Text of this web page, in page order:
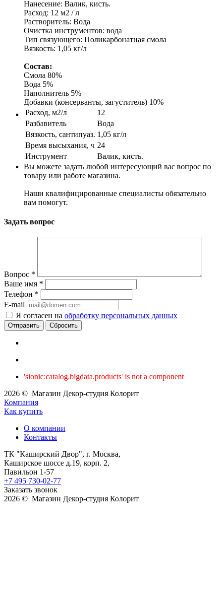
Нанесение: Валик, кисть.
Расход: 12 м2 / л
Растворитель: Вода
Очистка инструментов: вода
Тип связующего: Поликарбонатная смола
Вязкость: 1,05 кг/л
Состав:
Cмола 80%
Вода 5%
Наполнитель 5%
Добавки (консерванты, загуститель) 10%
Расход, м2/л
12
Разбавитель
Вода
Вязкость, сантипуаз. 1,05 кг/л
Время высыхания, ч 24
Инструмент
Валик, кисть.
Вы можете задать любой интересующий вас вопрос по
товару или работе магазина.
Наши квалифицированные специалисты обязательно
вам помогут.
Задать вопрос
Вопрос *
Ваше имя *
Телефон *
E-mail
Я согласен на обработку персональных данных
Сбросить
'sionic:catalog.bigdata.products' is not a component
2026 © Магазин Декор-студия Колорит
Компания
Как купить
О компании
Контакты
ТК "Каширский Двор", г. Москва,
Каширское шоссе д.19, корп. 2,
Павильон 1-57
+7 495 730-02-77
Заказать звонок
2026 © Магазин Декор-студия Колорит